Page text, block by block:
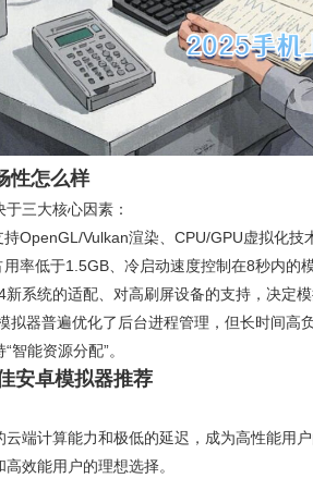
性怎么样
三大核心因素：
持OpenGL/Vulkan渲染、CPU/GPU虚拟化技
用率低于1.5GB、冷启动速度控制在8秒内的
新系统的适配、对高刷屏设备的支持，决定模
拟器普遍优化了后台进程管理，但长时间
智能资源分配”。
安卓模拟器推荐
云端计算能力和极低的延迟，成为高性能用
效能用户的理想选择。